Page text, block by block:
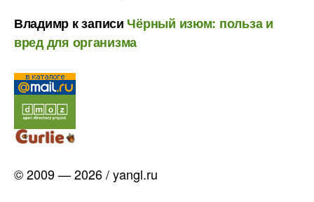
Владимр к записи Чёрный изюм: польза и
вред для организма
© 2009 — 2026 / yangl.ru